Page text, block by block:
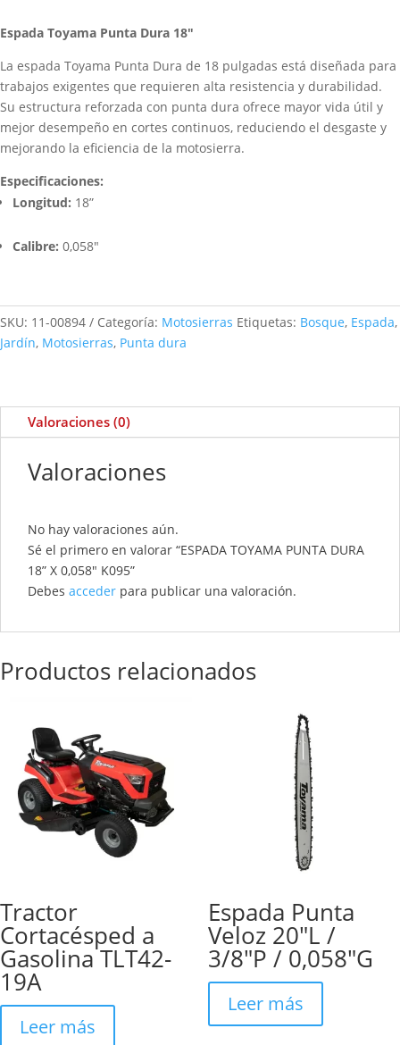
Espada Toyama Punta Dura 18″
La espada Toyama Punta Dura de 18 pulgadas está diseñada para
trabajos exigentes que requieren alta resistencia y durabilidad.
Su estructura reforzada con punta dura ofrece mayor vida útil y
mejor desempeño en cortes continuos, reduciendo el desgaste y
mejorando la eficiencia de la motosierra.
Especificaciones:
Longitud: 18”
Calibre: 0,058″
SKU: 11-00894 Categoría: Motosierras Etiquetas: Bosque, Espada,
Jardín, Motosierras, Punta dura
Valoraciones (0)
Valoraciones
No hay valoraciones aún.
Sé el primero en valorar “ESPADA TOYAMA PUNTA DURA
18” X 0,058″ K095”
Debes acceder para publicar una valoración.
Productos relacionados
Tractor
Cortacésped a
Gasolina TLT42-
19A
Leer más
Espada Punta
Veloz 20″L /
3/8″P / 0,058″G
Leer más